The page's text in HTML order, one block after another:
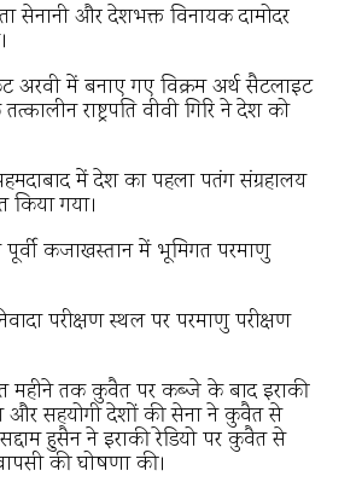
सेनानी और देशभक्त विनायक दामोदर
अरवी में बनाए गए विक्रम अर्थ सैटलाइट
राष्ट्रपति वीवी गिरि ने देश को
में देश का पहला पतंग संग्रहालय
किया गया।
कजाखस्तान में भूमिगत परमाणु
परीक्षण स्थल पर परमाणु परीक्षण
महीने तक कुवैत पर कब्जे के बाद इराकी
और सहयोगी देशों की सेना ने कुवैत से
हुसैन ने इराकी रेडियो पर कुवैत से
की घोषणा की।